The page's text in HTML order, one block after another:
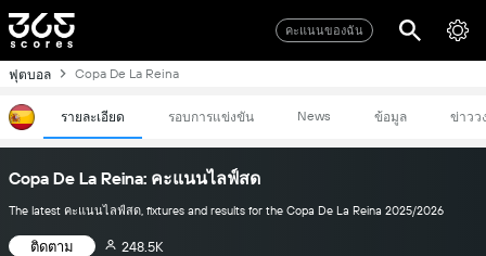
คะแนนของฉัน
ฟุตบอล Copa De La Reina
รายละเอียด รอบการแข่งขัน News ข้อมูล ข่าวว
Copa De La Reina: คะแนนไลฟ์สด
The latest คะแนนไลฟ์สด, fixtures and results for the Copa De La Reina 2025/2026
ติดตาม 248.5K